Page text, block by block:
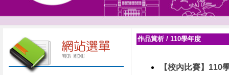
作品賞析 / 110學年度
【校內比賽】110